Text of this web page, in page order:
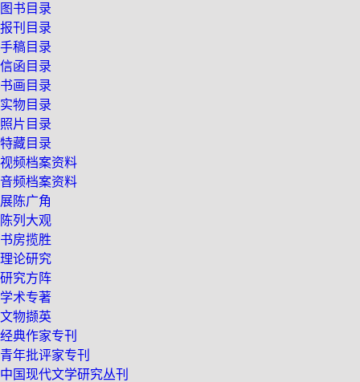
图书目录
报刊目录
手稿目录
信函目录
书画目录
实物目录
照片目录
特藏目录
视频档案资料
音频档案资料
展陈广角
陈列大观
书房揽胜
理论研究
研究方阵
学术专著
文物撷英
经典作家专刊
青年批评家专刊
中国现代文学研究丛刊